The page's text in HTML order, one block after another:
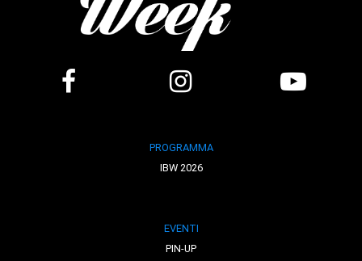
PROGRAMMA
IBW 2026
EVENTI
PIN-UP